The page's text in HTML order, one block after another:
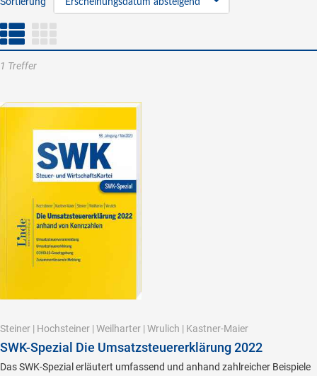
Erscheinungsdatum absteigend
1 Treffer
Steiner | Hochsteiner | Weilharter | Wrulich | Kastner-Maier
SWK-Spezial Die Umsatzsteuererklärung 2022
Das SWK-Spezial erläutert umfassend und anhand zahlreicher Beispiele